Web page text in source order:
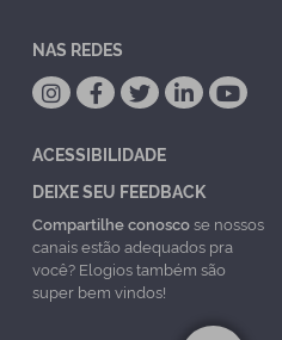
NAS REDES
ACESSIBILIDADE
DEIXE SEU FEEDBACK
Compartilhe conoscose nossos
canais estão adequados pra
você? Elogios também são
super bem vindos!